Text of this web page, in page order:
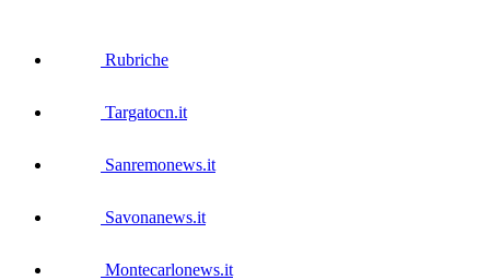
Rubriche
Targatocn.it
Sanremonews.it
Savonanews.it
Montecarlonews.it